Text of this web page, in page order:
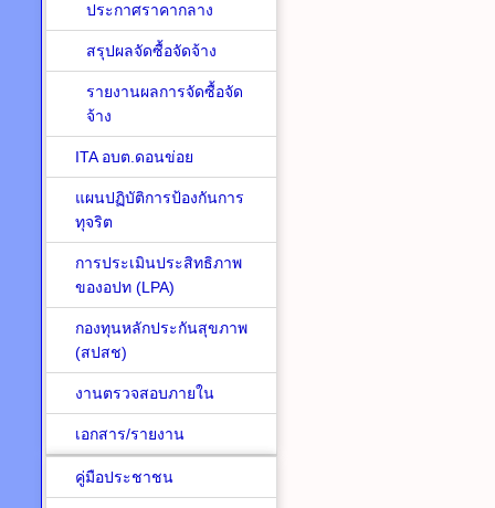
ประกาศราคากลาง
สรุปผลจัดซื้อจัดจ้าง
รายงานผลการจัดซื้อจัด
จ้าง
ITA อบต.ดอนข่อย
แผนปฏิบัติการป้องกันการ
ทุจริต
การประเมินประสิทธิภาพ
ของอปท (LPA)
กองทุนหลักประกันสุขภาพ
(สปสช)
งานตรวจสอบภายใน
เอกสาร/รายงาน
คู่มือประชาชน